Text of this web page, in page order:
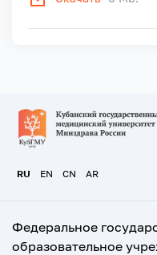
RU EN CN AR
Федеральное
образовательное